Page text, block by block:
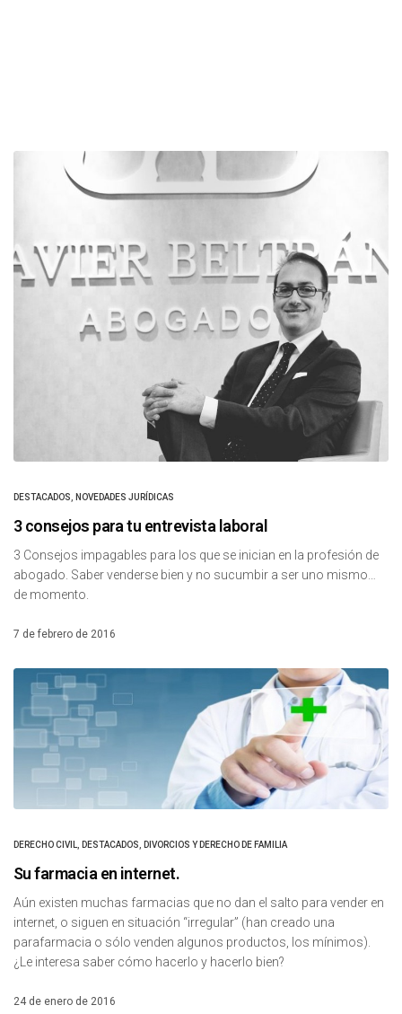
DESTACADOS, NOVEDADES JURÍDICAS
3 consejos para tu entrevista laboral
3 Consejos impagables para los que se inician en la profesión de
abogado. Saber venderse bien y no sucumbir a ser uno mismo…
de momento.
7 de febrero de 2016
DERECHO CIVIL DESTACADOS DIVORCIOS Y DERECHO DE FAMILIA
Su farmacia en internet.
Aún existen muchas farmacias que no dan el salto para vender en
internet, o siguen en situación “irregular” (han creado una
parafarmacia o sólo venden algunos productos, los mínimos).
¿Le interesa saber cómo hacerlo y hacerlo bien?
24 de enero de 2016